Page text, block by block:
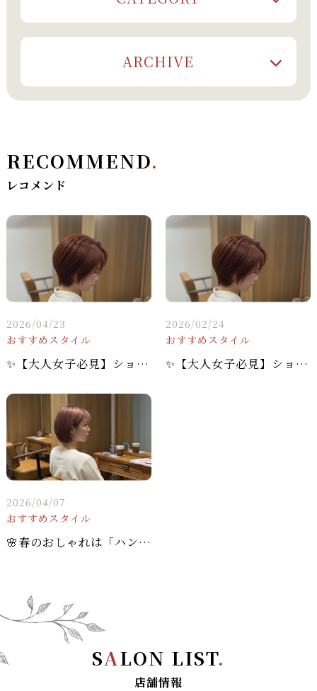
ARCHIVE
RECOMMEND.
レコメンド
2026/04/23
おすすめスタイル
✨【大人女子必見】ショートウルフ × オレンジブラウンで、周りと差をつける旬顔に！✨
2026/02/24
おすすめスタイル
✨【大人女子必見】ショートウルフ × オレンジブラウンで、周りと差をつける旬顔に！✨
2026/04/07
おすすめスタイル
🌸春のおしゃれは「ハンサムショート」で決まり！柔らかなピンクブラウンで気分一新🌸
SALON LIST.
店舗情報